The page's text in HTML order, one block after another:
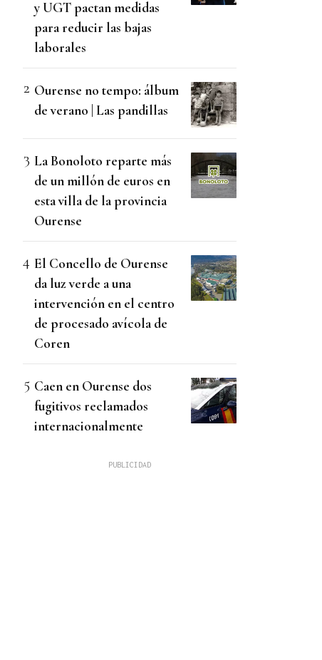
y UGT pactan medidas
para reducir las bajas
laborales
Ourense no tempo: álbum
de verano | Las pandillas
La Bonoloto reparte más
de un millón de euros en
esta villa de la provincia
Ourense
El Concello de Ourense
da luz verde a una
intervención en el centro
de procesado avícola de
Coren
Caen en Ourense dos
fugitivos reclamados
internacionalmente